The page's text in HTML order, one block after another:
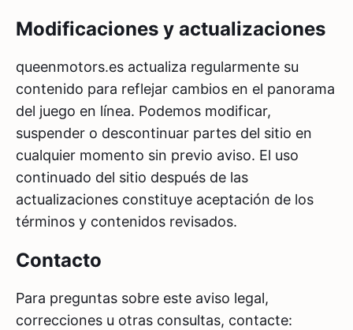
Modificaciones y actualizaciones
queenmotors.es actualiza regularmente su
contenido para reflejar cambios en el panorama
del juego en línea. Podemos modificar,
suspender o descontinuar partes del sitio en
cualquier momento sin previo aviso. El uso
continuado del sitio después de las
actualizaciones constituye aceptación de los
términos y contenidos revisados.
Contacto
Para preguntas sobre este aviso legal,
correcciones u otras consultas, contacte: